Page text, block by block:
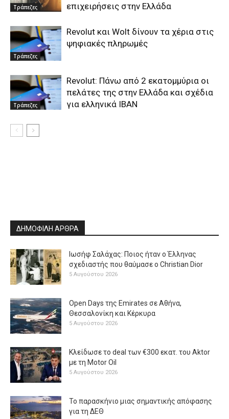
Τράπεζες
επιχειρήσεις στην Ελλάδα
Τράπεζες
Revolut και Wolt δίνουν τα χέρια στις
ψηφιακές πληρωμές
Τράπεζες
Revolut: Πάνω από 2 εκατομμύρια οι
πελάτες της στην Ελλάδα και σχέδια
για ελληνικά IBAN
ΔΗΜΟΦΙΛΗ ΑΡΘΡΑ
Ιωσήφ Σαλάχας: Ποιος ήταν ο Έλληνας
σχεδιαστής που θαύμασε ο Christian Dior
5 Αυγούστου 2026
Open Days της Emirates σε Αθήνα,
Θεσσαλονίκη και Κέρκυρα
5 Αυγούστου 2026
Κλείδωσε το deal των €300 εκατ. του Aktor
με τη Μotor Oil
5 Αυγούστου 2026
Το παρασκήνιο μιας σημαντικής απόφασης
για τη ΔΕΘ